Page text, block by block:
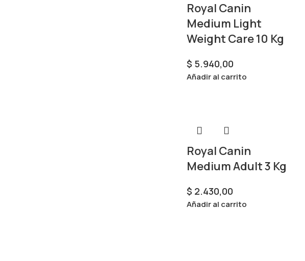
Royal Canin
Medium Light
Weight Care 10 Kg
$ 5.940,00
Añadir al carrito
Royal Canin
Medium Adult 3 Kg
$ 2.430,00
Añadir al carrito